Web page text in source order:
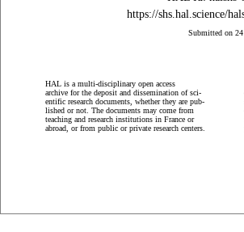
https://shs.hal.science/
Submitted on
HAL is a multi-disciplinary open access
archive for the deposit and dissemination of sci-
entific research documents, whether they are pub-
lished or not. The documents may come from
teaching and research institutions in France or
abroad, or from public or private research centers.